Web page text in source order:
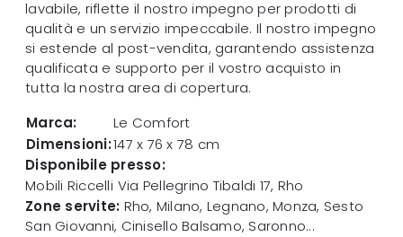
lavabile, riflette il nostro impegno per prodotti di
qualità e un servizio impeccabile. Il nostro impegno
si estende al post-vendita, garantendo assistenza
qualificata e supporto per il vostro acquisto in
tutta la nostra area di copertura.
Marca:
Le Comfort
Dimensioni:147 x 76 x 78 cm
Disponibile presso:
Mobili Riccelli Via Pellegrino Tibaldi 17, Rho
Zone servite: Rho, Milano, Legnano, Monza, Sesto
San Giovanni, Cinisello Balsamo, Saronno...